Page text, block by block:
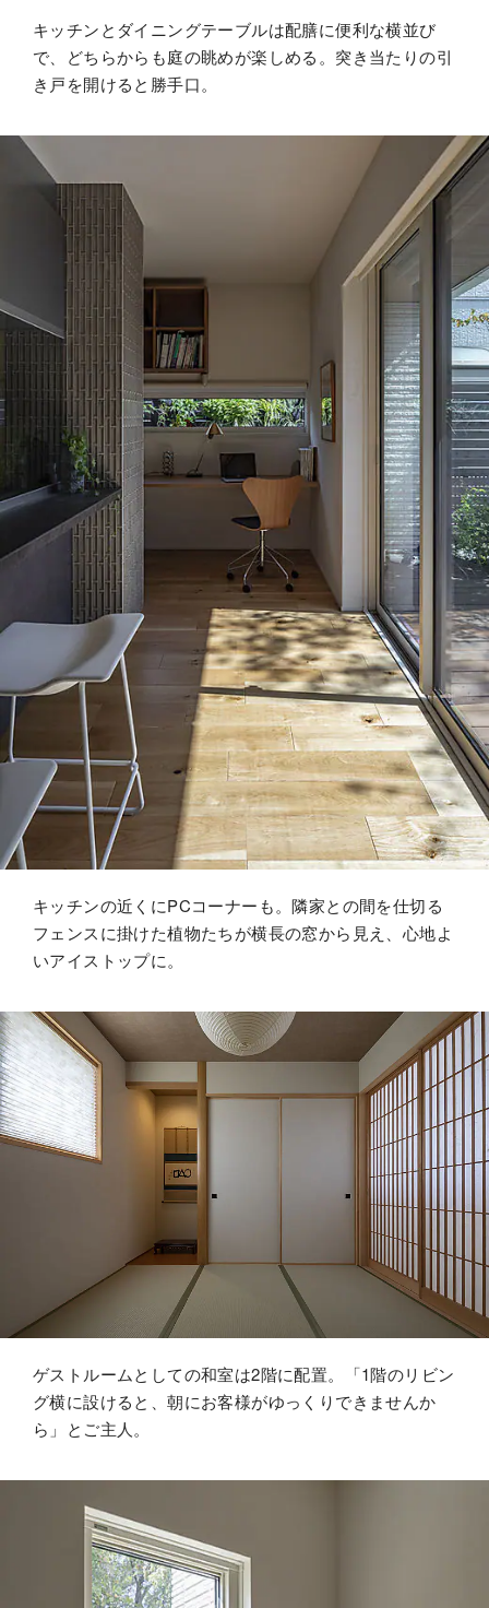
キッチンとダイニングテーブルは配膳に便利な横並び
で、どちらからも庭の眺めが楽しめる。突き当たりの引
き戸を開けると勝手口。
キッチンの近くにPCコーナーも。隣家との間を仕切る
フェンスに掛けた植物たちが横長の窓から見え、心地よ
いアイストップに。
ゲストルームとしての和室は2階に配置。「1階のリビン
グ横に設けると、朝にお客様がゆっくりできませんか
ら」とご主人。